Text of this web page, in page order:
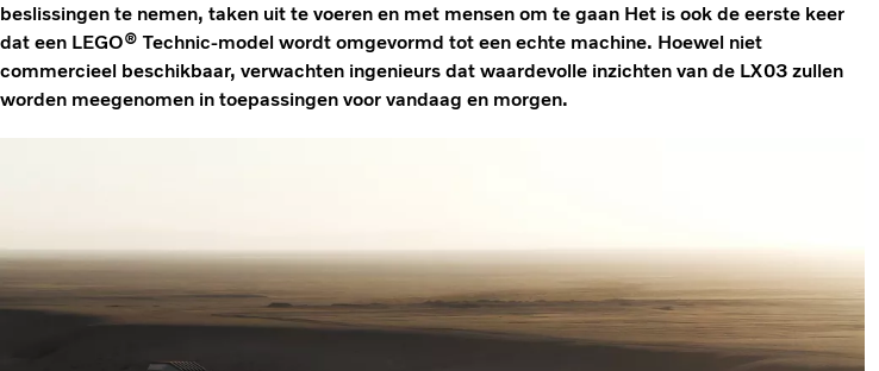
beslissingen te nemen, taken uit te voeren en met mensen om te gaan Het is ook de eerste keer
dat een LEGO® Technic-model wordt omgevormd tot een echte machine. Hoewel niet
commercieel beschikbaar, verwachten ingenieurs dat waardevolle inzichten van de LX03 zullen
worden meegenomen in toepassingen voor vandaag en morgen.